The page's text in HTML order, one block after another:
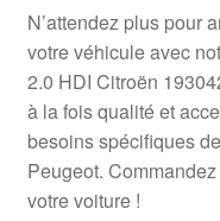
Termes et conditions
N’attendez plus pour
votre véhicule avec
2.0 HDI Citroën
à la fois qualité et
besoins spécifiques
Peugeot.
votre voiture !